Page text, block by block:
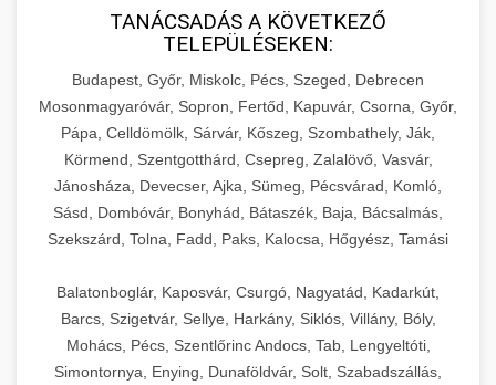
TANÁCSADÁS A KÖVETKEZŐ
TELEPÜLÉSEKEN:
Budapest, Győr, Miskolc, Pécs, Szeged, Debrecen
Mosonmagyaróvár, Sopron, Fertőd, Kapuvár, Csorna, Győr,
Pápa, Celldömölk, Sárvár, Kőszeg, Szombathely, Ják,
Körmend, Szentgotthárd, Csepreg, Zalalövő, Vasvár,
Jánosháza, Devecser, Ajka, Sümeg, Pécsvárad, Komló,
Sásd, Dombóvár, Bonyhád, Bátaszék, Baja, Bácsalmás,
Szekszárd, Tolna, Fadd, Paks, Kalocsa, Hőgyész, Tamási
Balatonboglár, Kaposvár, Csurgó, Nagyatád, Kadarkút,
Barcs, Szigetvár, Sellye, Harkány, Siklós, Villány, Bóly,
Mohács, Pécs, Szentlőrinc Andocs, Tab, Lengyeltóti,
Simontornya, Enying, Dunaföldvár, Solt, Szabadszállás,